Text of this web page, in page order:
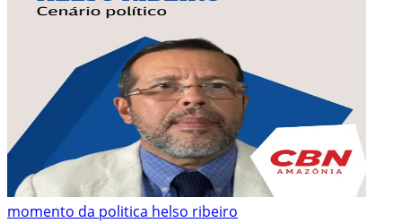
momento da politica helso ribeiro